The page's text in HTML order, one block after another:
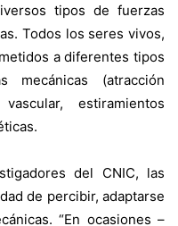
tipos de fuerzas
Todos los seres vivos,
a diferentes tipos
(atracción
estiramientos
del CNIC, las
de percibir, adaptarse
“En ocasiones –